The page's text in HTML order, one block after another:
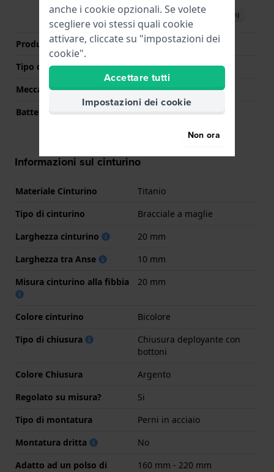
Scarica il manuale (English)
Produttore Movimento
Seiko Instruments Inc.
Tipo di display
Analogico
Meccanismo
Solare Quarzo
Batteria
MT920
Informazioni sul cinturino
Materiale Cinturino
Titanio
Tipo di cinturino
Bracciale a maglie
Larghezza cinturino
20 mm
Larghezza tra Anse
10 mm
Misura cinturino alla fibbia
20 mm
Colore cinturino
Bicolore
Tipo di chiusura
Chiusura deployante con
bottoni
Colore Chiusura
Argento
Regolato su misura?
Si
Tipo di montatura
Perni in acciaio
Montatura dritta
No
Adatto ad un polso di
160 mm - 220 mm
anche i cookie opzionali. Se volete
scegliere voi stessi quali cookie
attivare, cliccate su "impostazioni dei
cookie".
Accettare tutti
Impostazioni dei cookie
Non ora